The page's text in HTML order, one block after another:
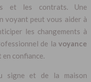
et les contrats. Une
voyant peut vous aider à
les changements à
de la voyance
en confiance.
signe et de la maison